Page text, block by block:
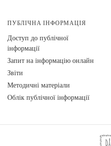
ПУБЛІЧНА ІНФОРМАЦІЯ
Доступ до публічної
інформації
Запит на інформацію онлайн
Звіти
Методичні матеріали
Облік публічної інформації